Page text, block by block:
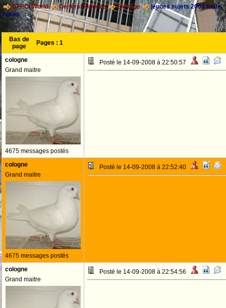
CFPOI World Général Pigeons Elevage
jeunes sujets 2008 toute
races
Bas de
page
Pages : 1
cologne
Grand maitre
4675 messages postés
Posté le 14-09-2008 à 22:50:57
cologne
Grand maitre
4675 messages postés
Posté le 14-09-2008 à 22:52:40
cologne
Grand maitre
Posté le 14-09-2008 à 22:54:56